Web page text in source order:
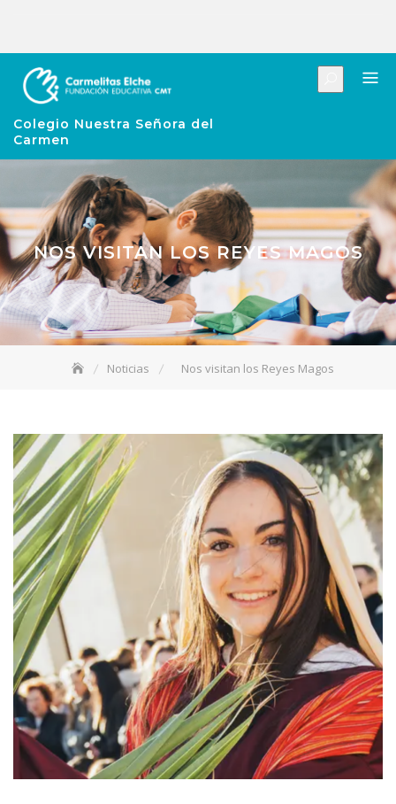
Colegio Nuestra Señora del
Carmen
NOS VISITAN LOS REYES MAGOS
Noticias Nos visitan los Reyes Magos